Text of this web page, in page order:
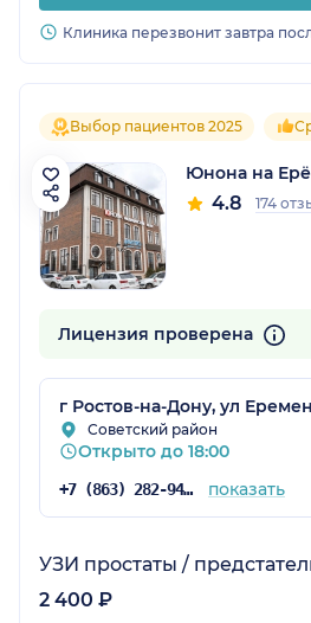
Клиника перезвонит завтра
Выбор пациентов 2025
Юнона на
4.8 174
Лицензия проверена
г Ростов-на-Дону, ул
Советский район
Открыто до 18:00
+7 (863) 282-94-42 показать
УЗИ простаты /
2 400 ₽